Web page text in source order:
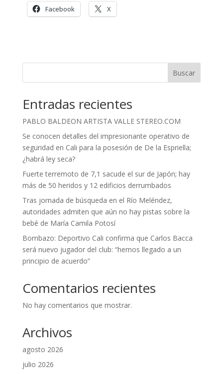
Facebook X
Buscar
Entradas recientes
PABLO BALDEON ARTISTA VALLE STEREO.COM
Se conocen detalles del impresionante operativo de
seguridad en Cali para la posesión de De la Espriella;
¿habrá ley seca?
Fuerte terremoto de 7,1 sacude el sur de Japón; hay
más de 50 heridos y 12 edificios derrumbados
Tras jornada de búsqueda en el Río Meléndez,
autoridades admiten que aún no hay pistas sobre la
bebé de María Camila Potosí
Bombazo: Deportivo Cali confirma que Carlos Bacca
será nuevo jugador del club: “hemos llegado a un
principio de acuerdo”
Comentarios recientes
No hay comentarios que mostrar.
Archivos
agosto 2026
julio 2026